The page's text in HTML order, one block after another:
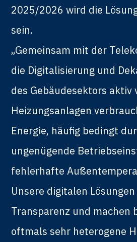
2025/2026 wird die
sein.
„Gemeinsam mit der
die Digitalisierung und
des Gebäudesektors aktiv
Heizungsanlagen
Energie, häufig bedingt
ungenügende
fehlerhafte
Unsere digitalen
Transparenz und machen
oftmals sehr heterogene